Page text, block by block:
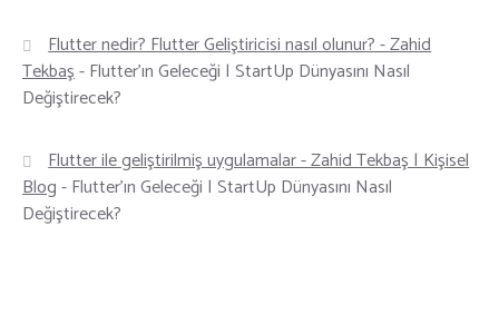
Flutter nedir? Flutter Geliştiricisi nasıl olunur? - Zahid
Tekbaş-Flutter’ın Geleceği | StartUp Dünyasını Nasıl
Değiştirecek?
Flutter ile geliştirilmiş uygulamalar - Zahid Tekbaş | Kişisel
Blog-Flutter’ın Geleceği | StartUp Dünyasını Nasıl
Değiştirecek?